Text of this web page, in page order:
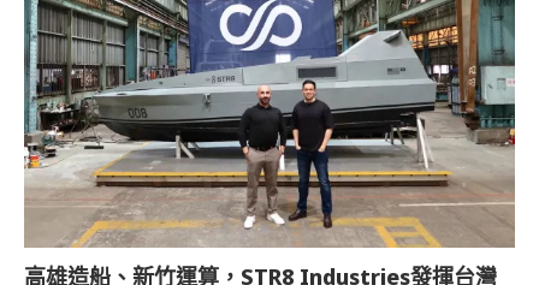
高雄造船、新竹運算，STR8 Industries發揮台灣